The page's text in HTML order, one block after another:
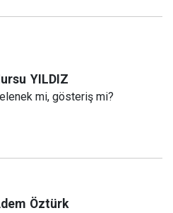
YILDIZ
mi, gösteriş mi?
Öztürk